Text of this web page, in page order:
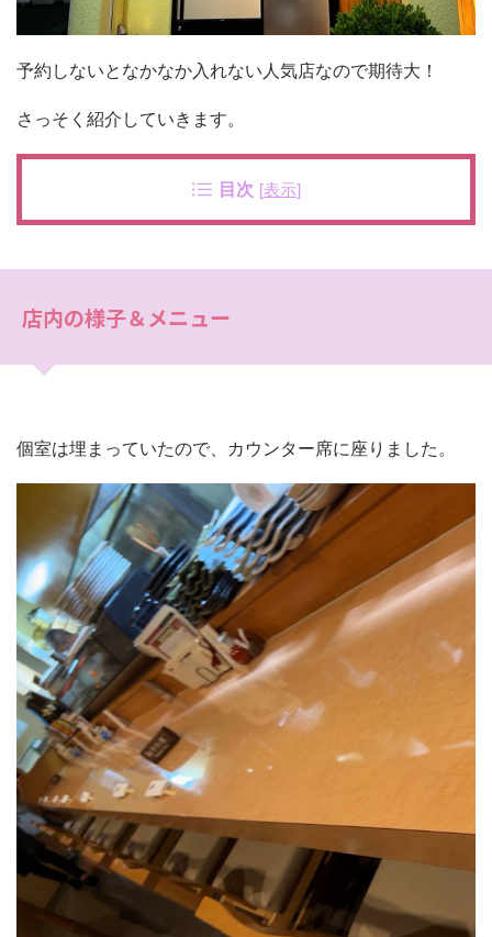
予約しないとなかなか入れない人気店なので期待大！
さっそく紹介していきます。
目次 [表示]
店内の様子＆メニュー
個室は埋まっていたので、カウンター席に座りました。